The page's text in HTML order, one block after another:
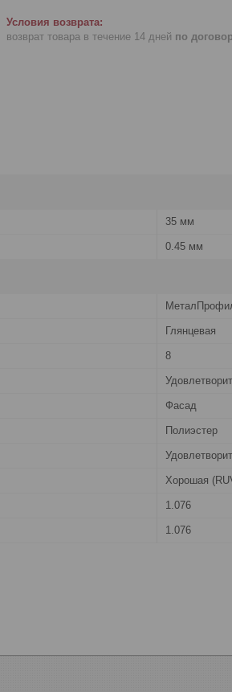
возврат товара в течение 14 дней по
35 мм
0.45 мм
Глянцевая
8
Фасад
Полиэстер
Хорошая
1.076
1.076